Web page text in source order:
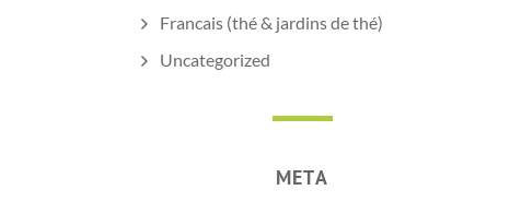
Francais (thé & jardins de thé)
Uncategorized
META